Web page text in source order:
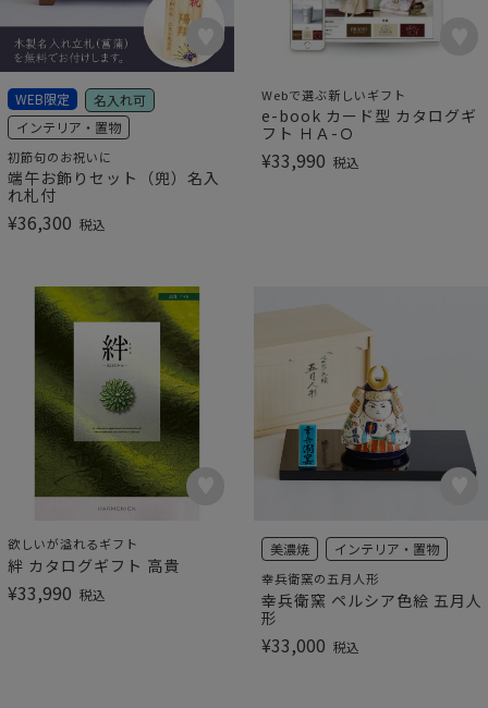
WEB限定
名入れ可
インテリア・置物
初節句のお祝いに
端午お飾りセット（兜）名入
れ札付
¥36,300 税込
Webで選ぶ新しいギフト
e-book カード型 カタログギ
フト ＨＡ-Ｏ
¥33,990 税込
欲しいが溢れるギフト
絆 カタログギフト 高貴
¥33,990 税込
美濃焼 インテリア・置物
幸兵衛窯の五月人形
幸兵衛窯 ペルシア色絵 五月人
形
¥33,000 税込